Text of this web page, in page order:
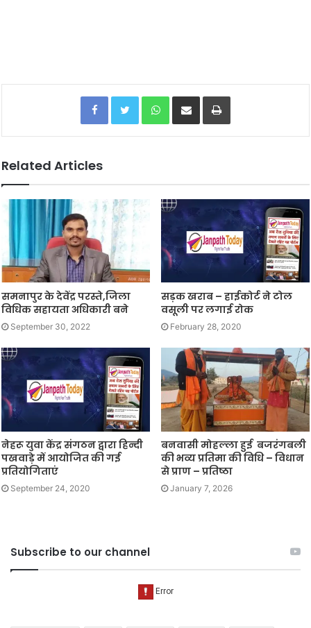
Facebook Twitter WhatsApp
Related Articles
समनापुर के देवेंद्र परस्ते,जिला
विधिक सहायता अधिकारी बने
September 30, 2022
सड़क खराब – हाईकोर्ट ने टोल
वसूली पर लगाई रोक
February 28, 2020
नेहरू युवा केंद्र संगठन द्वारा हिन्दी
पखवाड़े में आयोजित की गई
प्रतियोगिताएं
September 24, 2020
बनवासी मोहल्ला हुई बजरंगबली
की भव्य प्रतिमा की विधि – विधान
से प्राण – प्रतिष्ठा
January 7, 2026
Subscribe to our channel